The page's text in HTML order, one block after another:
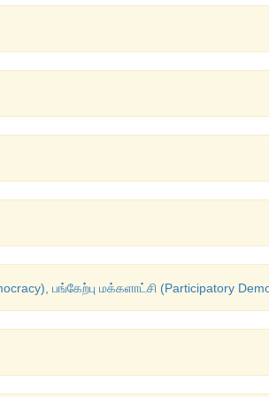
பங்கேற்பு மக்களாட்சி (Participatory